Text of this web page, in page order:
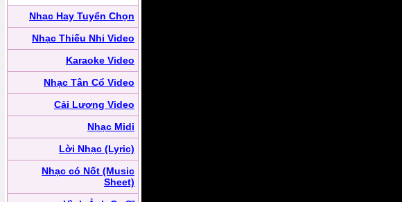
Nhạc Hay Tuyển Chọn
Nhạc Thiếu Nhi Video
Karaoke Video
Nhạc Tân Cổ Video
Cải Lương Video
Nhạc Midi
Lời Nhạc (Lyric)
Nhạc có Nốt (Music
Sheet)